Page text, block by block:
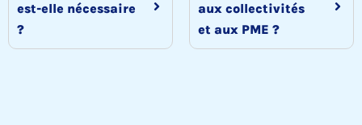
est-elle nécessaire
?
aux collectivités
et aux PME ?